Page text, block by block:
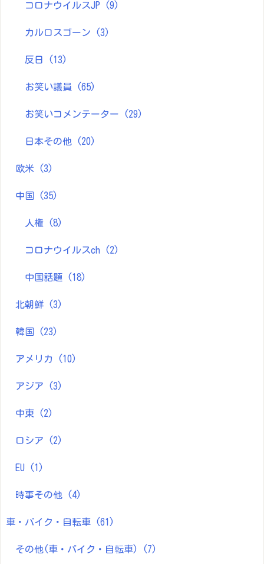
コロナウイルスJP (9)
カルロスゴーン (3)
反日 (13)
お笑い議員 (65)
お笑いコメンテーター (29)
日本その他 (20)
欧米 (3)
中国 (35)
人権 (8)
コロナウイルスch (2)
中国話題 (18)
北朝鮮 (3)
韓国 (23)
アメリカ (10)
アジア (3)
中東 (2)
ロシア (2)
EU (1)
時事その他 (4)
車・バイク・自転車 (61)
その他(車・バイク・自転車) (7)